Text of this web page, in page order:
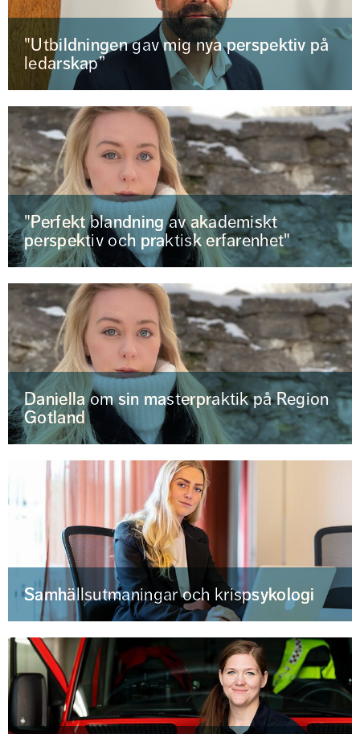
"Utbildningen gav mig nya perspektiv på
ledarskap”
"Perfekt blandning av akademiskt
perspektiv och praktisk erfarenhet"
Daniella om sin masterpraktik på Region
Gotland
Samhällsutmaningar och krispsykologi